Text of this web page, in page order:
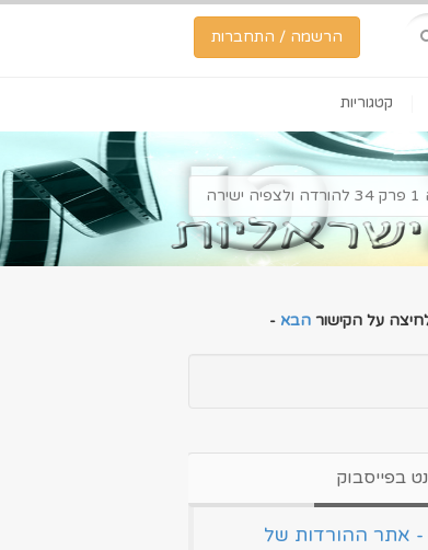
הרשמה / התחברות
קטגוריות
על הקישור הבא -
בפייסבוק
- אתר ההורדות של